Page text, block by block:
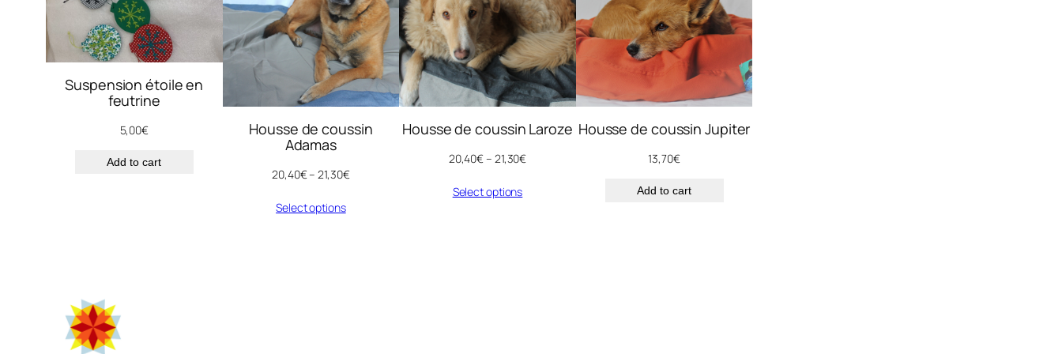
t
i
t
y
Suspension étoile en
feutrine
5,00€
Add to cart
Housse de coussin
Adamas
20,40€–21,30€
Select options
Housse de coussin Laroze
20,40€– 21,30€
Select options
Housse de coussin Jupiter
13,70€
Add to cart